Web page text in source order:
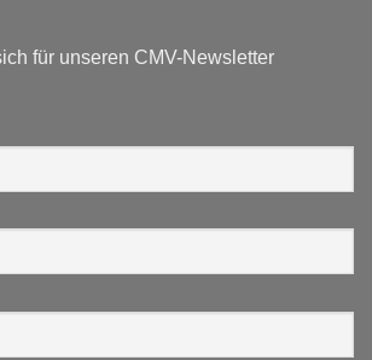
für unseren CMV-Newsletter